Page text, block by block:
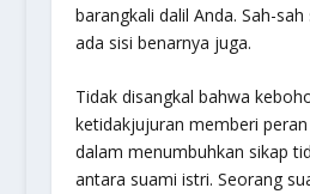
barangkali dalil Anda. Sah-
ada sisi benarnya juga.
Tidak disangkal bahwa
ketidakjujuran memberi
dalam menumbuhkan sikap
antara suami istri. Seorang